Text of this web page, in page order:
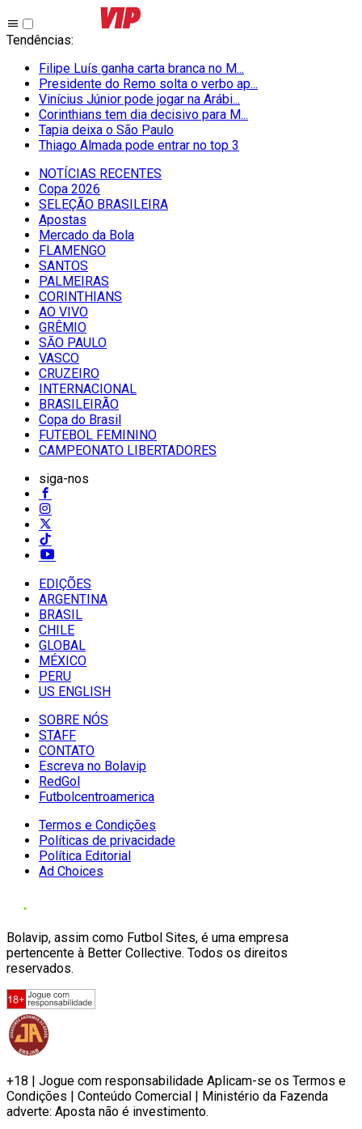
Tendências:
Filipe Luís ganha carta branca no M...
Presidente do Remo solta o verbo ap...
Vinícius Júnior pode jogar na Arábi...
Corinthians tem dia decisivo para M...
Tapia deixa o São Paulo
Thiago Almada pode entrar no top 3
NOTÍCIAS RECENTES
Copa 2026
SELEÇÃO BRASILEIRA
Apostas
Mercado da Bola
FLAMENGO
SANTOS
PALMEIRAS
CORINTHIANS
AO VIVO
GRÊMIO
SĀO PAULO
VASCO
CRUZEIRO
INTERNACIONAL
BRASILEIRÃO
Copa do Brasil
FUTEBOL FEMININO
CAMPEONATO LIBERTADORES
siga-nos
EDIÇÕES
ARGENTINA
BRASIL
CHILE
GLOBAL
MÉXICO
PERU
US ENGLISH
SOBRE NÓS
STAFF
CONTATO
Escreva no Bolavip
RedGol
Futbolcentroamerica
Termos e Condições
Políticas de privacidade
Política Editorial
Ad Choices
Bolavip, assim como Futbol Sites, é uma empresa
pertencente à Better Collective. Todos os direitos
reservados.
+18 | Jogue com responsabilidade Aplicam-se os Termos e
Condições | Conteúdo Comercial | Ministério da Fazenda
adverte: Aposta não é investimento.